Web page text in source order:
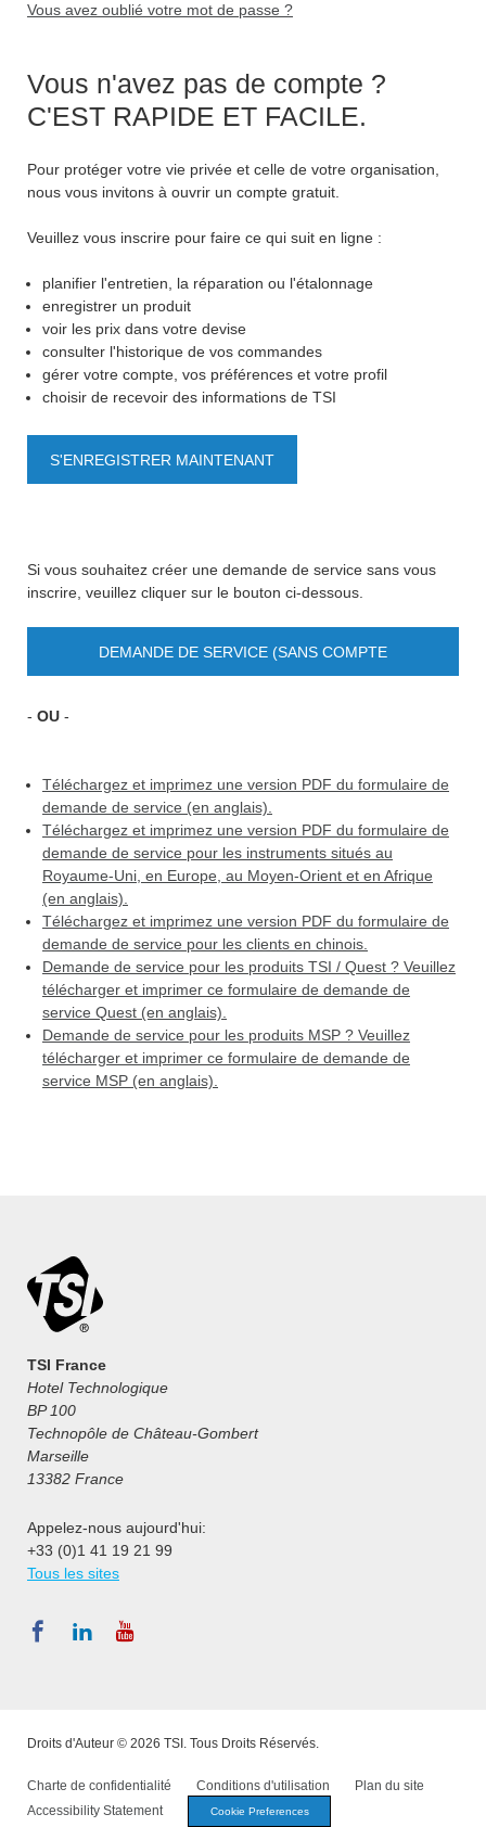
Vous avez oublié votre mot de passe ?
Vous n'avez pas de compte ?
C'EST RAPIDE ET FACILE.
Pour protéger votre vie privée et celle de votre organisation,
nous vous invitons à ouvrir un compte gratuit.
Veuillez vous inscrire pour faire ce qui suit en ligne :
planifier l'entretien, la réparation ou l'étalonnage
enregistrer un produit
voir les prix dans votre devise
consulter l'historique de vos commandes
gérer votre compte, vos préférences et votre profil
choisir de recevoir des informations de TSI
S'ENREGISTRER MAINTENANT
Si vous souhaitez créer une demande de service sans vous
inscrire, veuillez cliquer sur le bouton ci-dessous.
DEMANDE DE SERVICE (SANS COMPTE
- OU -
Téléchargez et imprimez une version PDF du formulaire de
demande de service (en anglais).
Téléchargez et imprimez une version PDF du formulaire de
demande de service pour les instruments situés au
Royaume-Uni, en Europe, au Moyen-Orient et en Afrique
(en anglais).
Téléchargez et imprimez une version PDF du formulaire de
demande de service pour les clients en chinois.
Demande de service pour les produits TSI / Quest ? Veuillez
télécharger et imprimer ce formulaire de demande de
service Quest (en anglais).
Demande de service pour les produits MSP ? Veuillez
télécharger et imprimer ce formulaire de demande de
service MSP (en anglais).
TSI France
Hotel Technologique
BP 100
Technopôle de Château-Gombert
Marseille
13382 France
Appelez-nous aujourd'hui:
+33 (0)1 41 19 21 99
Tous les sites
Droits d'Auteur © 2026 TSI. Tous Droits Réservés.
Charte de confidentialité Conditions d'utilisation
Plan du site
Accessibility Statement
Cookie Preferences